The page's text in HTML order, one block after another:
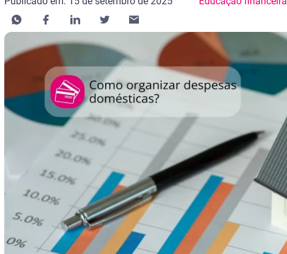
Categoria Educação financeira
Tempo de leitura: 11 minutos